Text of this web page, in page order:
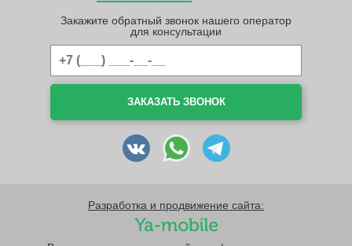
Закажите обратный звонок нашего оператор
для консультации
ЗАКАЗАТЬ ЗВОНОК
Разработка и продвижение сайта: